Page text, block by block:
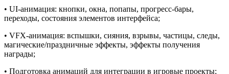
• UI-анимация: кнопки, окна, попапы, прогресс-бары,
переходы, состояния элементов интерфейса;
• VFX-анимация: вспышки, сияния, взрывы, частицы, следы,
магические/праздничные эффекты, эффекты получения
награды;
• Подготовка анимаций для интеграции в игровые проекты;